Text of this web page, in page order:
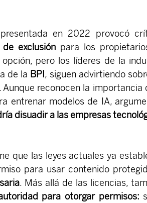
en 2022 provocó
exclusión para los
pero los líderes de la
de la BPI , siguen advirtiendo
reconocen la importancia
entrenar modelos de IA,
disuadir a las empresas
que las leyes actuales ya
para usar contenido
. Más allá de las licencias,
para otorgar permisos: